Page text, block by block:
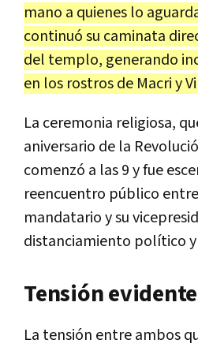
mano a quienes lo
continuó su caminata
del templo, generando
en los rostros de Macri y
La ceremonia religiosa,
aniversario de la
comenzó a las 9 y fue
reencuentro público
mandatario y su
distanciamiento político
Tensión evidente
La tensión entre ambos